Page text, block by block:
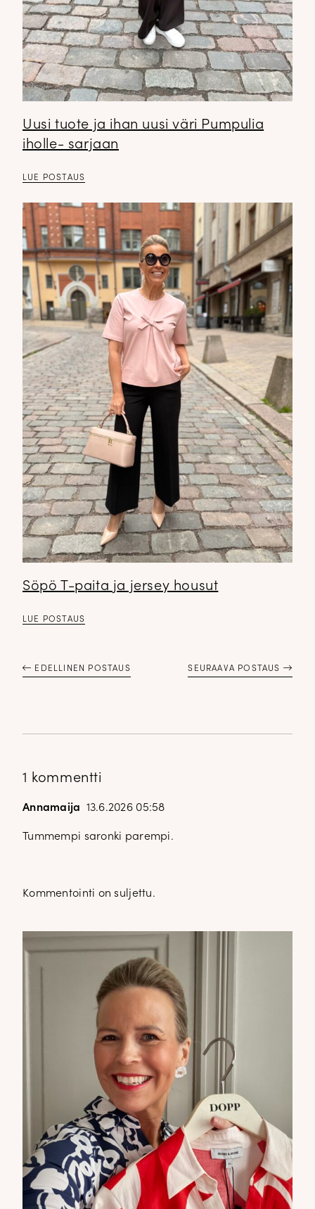
Uusi tuote ja ihan uusi väri Pumpulia
iholle- sarjaan
LUE POSTAUS
Söpö T-paita ja jersey housut
LUE POSTAUS
EDELLINEN POSTAUS SEURAAVA POSTAUS
1 kommentti
Annamaija 13.6.2026 05:58
Tummempi saronki parempi.
Kommentointi on suljettu.